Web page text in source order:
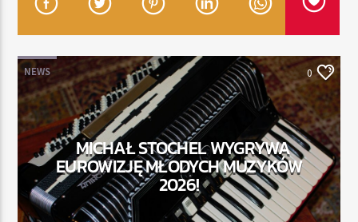
TERAZ GRAMY
TYTUŁ
ARTYSTA
TERAZ
RADIO STREFA MUZY
00:00 10:00
NEWS 0
MICHAŁ STOCHEL WYGRYWA
EUROWIZJĘ MŁODYCH MUZYKÓW
2026!